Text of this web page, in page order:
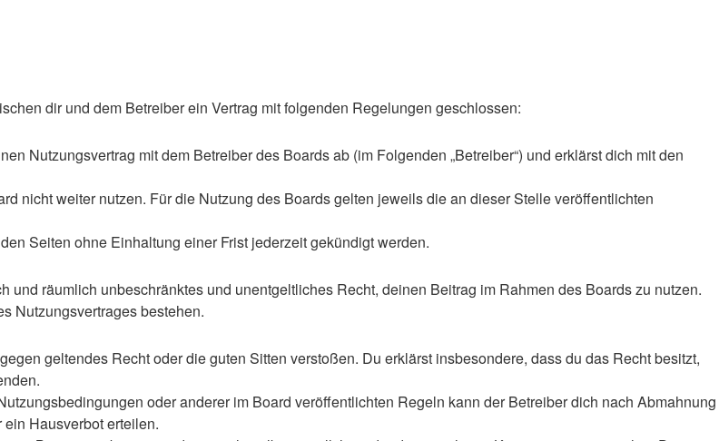
dir und dem Betreiber ein Vertrag mit folgenden Regelungen geschlossen:
Nutzungsvertrag mit dem Betreiber des Boards ab (im Folgenden „Betreiber“) und erklärst dich mit den
nicht weiter nutzen. Für die Nutzung des Boards gelten jeweils die an dieser Stelle veröffentlichten
Seiten ohne Einhaltung einer Frist jederzeit gekündigt werden.
räumlich unbeschränktes und unentgeltliches Recht, deinen Beitrag im Rahmen des Boards zu nutzen.
Nutzungsvertrages bestehen.
geltendes Recht oder die guten Sitten verstoßen. Du erklärst insbesondere, dass du das Recht besitzt,
oder anderer im Board veröffentlichten Regeln kann der Betreiber dich nach Abmahnung
Hausverbot erteilen.